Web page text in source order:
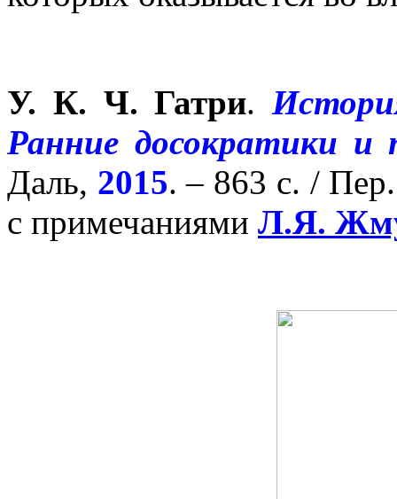
У. К. Ч. Гатри.
Ранние досократики и
Даль, 2015. – 863 с. /
с примечаниями Л.Я.